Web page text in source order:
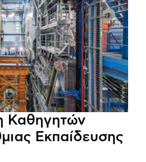
Καθηγητών
Εκπαίδευσης